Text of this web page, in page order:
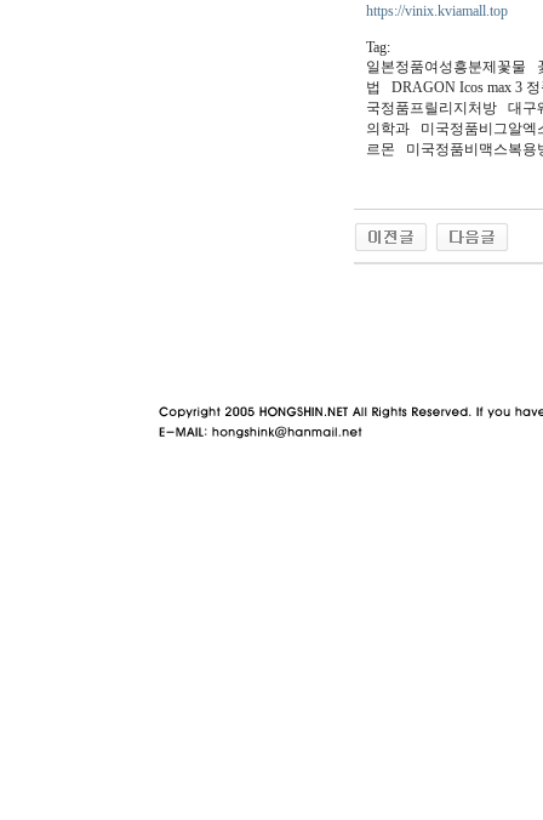
https://vinix.kviamall.top
Tag:
일본정품여성흥분제꽃물
법 DRAGON Icos max 3
국정품프­릴리지처방 대
의학과 미국정품비그알
르몬 미국정품비맥스복